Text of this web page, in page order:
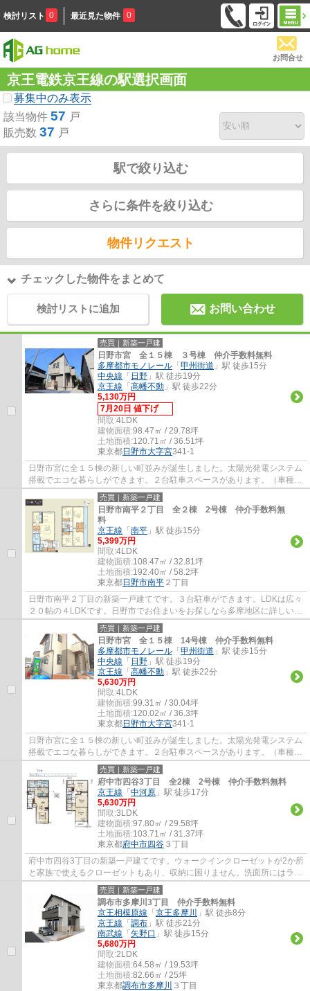
検討リスト 0 最近見た物件 0
お問合せ
京王電鉄京王線の駅選択画面
募集中のみ表示
該当物件 57 戸
販売数 37 戸
駅で絞り込む
さらに条件を絞り込む
物件リクエスト
チェックした物件をまとめて
検討リストに追加 お問い合わせ
売買｜新築一戸建
日野市宮 全１５棟 ３号棟 仲介手数料無料
多摩都市モノレール 「 甲州街道 」駅 徒歩15分
中央線 「 日野 」駅 徒歩19分
京王線 「 高幡不動 」駅 徒歩22分
5,130万円
7月20日 値下げ
間取:4LDK
建物面積:98.47㎡ / 29.78坪
土地面積:120.71㎡ / 36.51坪
東京都日野市大字宮341-1
日野市宮に全１５棟の新しい町並みが誕生しました。太陽光発電システム
搭載でエコな暮らしができます。２台駐車スペースがあります。（車種に
よります）玄関は使い勝手の良いマルチエ...
売買｜新築一戸建
日野市南平２丁目 全２棟 2号棟 仲介手数料無
料
京王線 「 南平 」駅 徒歩15分
5,399万円
間取:4LDK
建物面積:108.47㎡ / 32.81坪
土地面積:192.40㎡ / 58.2坪
東京都日野市南平 ２丁目
日野市南平２丁目の新築一戸建てです。３台駐車ができます。LDKは広々
２０帖の４LDKです。日野市でお住まいをお探しなら多摩地区に詳しいエ
ージーホームに是非お任せください。まずは...
売買｜新築一戸建
日野市宮 全１５棟 14号棟 仲介手数料無料
多摩都市モノレール 「 甲州街道 」駅 徒歩15分
中央線 「 日野 」駅 徒歩19分
京王線 「 高幡不動 」駅 徒歩22分
5,630万円
間取:4LDK
建物面積:99.31㎡ / 30.04坪
土地面積:120.02㎡ / 36.3坪
東京都日野市大字宮341-1
日野市宮に全１５棟の新しい町並みが誕生しました。太陽光発電システム
搭載でエコな暮らしができます。２台駐車スペースがあります。（車種に
よります）たっぷり収納ができるウォーク...
売買｜新築一戸建
府中市四谷3丁目 全2棟 2号棟 仲介手数料無料
京王線 「 中河原 」駅 徒歩17分
5,630万円
間取:3LDK
建物面積:97.80㎡ / 29.58坪
土地面積:103.71㎡ / 31.37坪
東京都府中市四谷 ３丁目
府中市四谷3丁目の新築一戸建てです。ウォークインクローゼットが2か所
と家族で使えるクローゼットもあり、収納に困りません。洗面所にはラン
ドリールームがありお洗濯がラクになりま...
売買｜新築一戸建
調布市多摩川3丁目 仲介手数料無料
京王相模原線 「 京王多摩川
」駅 徒歩8分
京王線 「 調布 」駅 徒歩21分
南武線 「 矢野口 」駅 徒歩15分
5,680万円
間取:2LDK
建物面積:64.58㎡ / 19.53坪
土地面積:82.66㎡ / 25坪
東京都調布市多摩川 ３丁目